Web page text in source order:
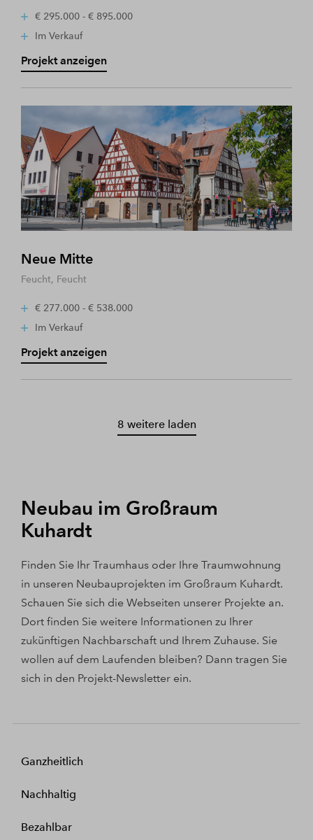
€ 295.000 - € 895.000
Im Verkauf
Projekt anzeigen
Neue Mitte
Feucht, Feucht
€ 277.000 - € 538.000
Im Verkauf
Projekt anzeigen
8 weitere laden
Neubau im Großraum
Kuhardt
Finden Sie Ihr Traumhaus oder Ihre Traumwohnung
in unseren Neubauprojekten im Großraum Kuhardt.
Schauen Sie sich die Webseiten unserer Projekte an.
Dort finden Sie weitere Informationen zu Ihrer
zukünftigen Nachbarschaft und Ihrem Zuhause. Sie
wollen auf dem Laufenden bleiben? Dann tragen Sie
sich in den Projekt-Newsletter ein.
Ganzheitlich
Nachhaltig
Bezahlbar